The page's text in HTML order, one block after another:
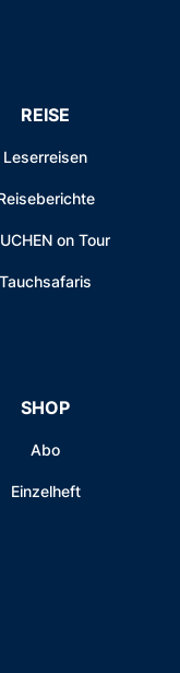
REISE
Leserreisen
on Tour
Tauchsafaris
SHOP
Abo
Einzelheft